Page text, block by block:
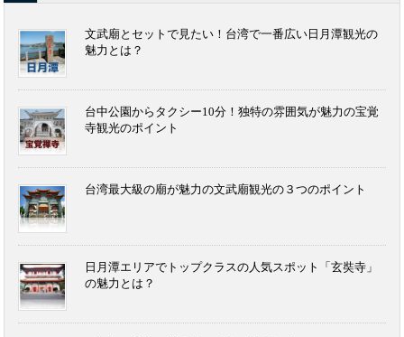
文武廟とセットで見たい！台湾で一番広い日月潭観光の
魅力とは？
台中公園からタクシー10分！独特の雰囲気が魅力の宝覚
寺観光のポイント
台湾最大級の廟が魅力の文武廟観光の３つのポイント
日月潭エリアでトップクラスの人気スポット「玄奘寺」
の魅力とは？